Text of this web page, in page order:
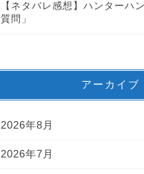
【ネタバレ感想】ハンター
質問」
アーカイブ
2026年8月
2026年7月